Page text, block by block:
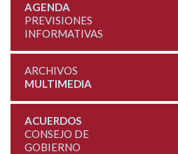
AGENDA
PREVISIONES
INFORMATIVAS
ARCHIVOS
MULTIMEDIA
ACUERDOS
CONSEJO DE
GOBIERNO